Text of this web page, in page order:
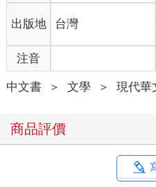
「嗯啊。」她點點頭，像是這
平淡的情緒。
「妳沒有想過要找他嗎？」
「想過，但是後來我想，我也結
一樣吧，唯有你也想見我的時
面前，緩緩地點了點頭，聽她繼
生完第一個孩子沒有幾年後，
們聊起兄弟姊妹的時候，我是
出版地 台灣
注音
中文書 ＞ 文學 ＞ 現代華
商品評價